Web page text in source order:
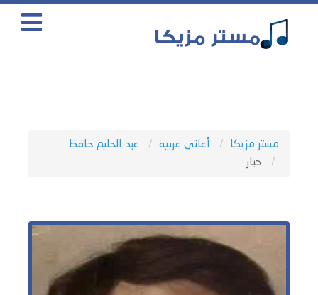
مستر مزيكا أغانى عربية
عبد الحليم حافظ
جبار